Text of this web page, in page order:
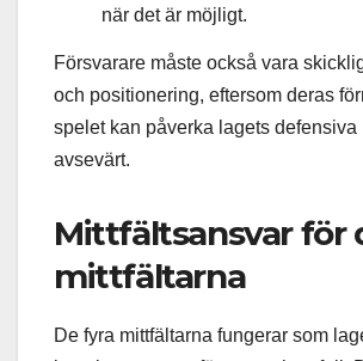
när det är möjligt.
Försvarare måste också vara
och positionering, eftersom deras
spelet kan påverka lagets defensiva
avsevärt.
Mittfältsansvar för
mittfältarna
De fyra mittfältarna fungerar som